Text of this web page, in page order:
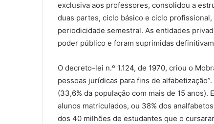
exclusiva aos professores, consolidou a
duas partes, ciclo básico e ciclo
periodicidade semestral. As entidades
poder público e foram suprimidas
O decreto-lei n.º 1.124, de 1970, criou o
pessoas jurídicas para fins de
(33,6% da população com mais de 15
alunos matriculados, ou 38% dos
dos 40 milhões de estudantes que o